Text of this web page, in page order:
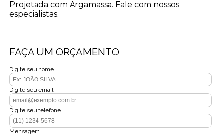
Projetada com Argamassa. Fale com nossos
especialistas.
FAÇA UM ORÇAMENTO
Digite seu nome
Digite seu email
Digite seu telefone
Mensagem